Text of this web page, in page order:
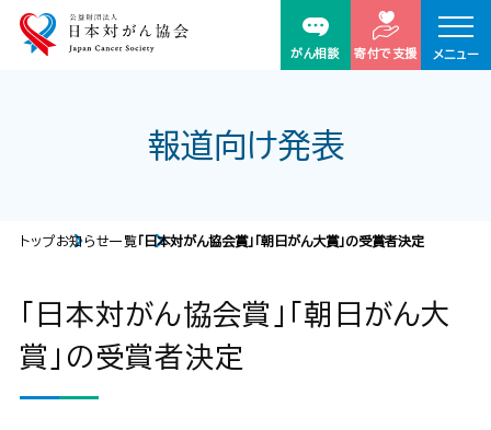
がん相談 寄付で支援 メニュー
報道向け発表
トップお知らせ一覧 「日本対がん協会賞」「朝日がん大賞」の受賞者決定
「日本対がん協会賞」「朝日がん大
賞」の受賞者決定